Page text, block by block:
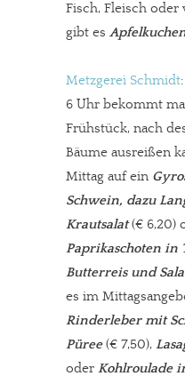
Fisch, Fleisch oder
gibt es
Metzgerei Schmidt
6 Uhr bekommt
Frühstück, nach
Bäume ausreißen
Mittag auf ein
Schwein, dazu
Krautsalat(€ 6,20)
Paprikaschoten in
Butterreis und
es im
Rinderleber mit
Püree(€ 7,50),
oder Kohlroulade